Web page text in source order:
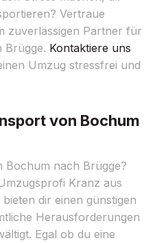
Vertraue
zuverlässigen Partner für
Brügge. Kontaktiere uns
Umzug stressfrei und
von Bochum
Bochum nach Brügge?
Kranz aus
dir einen günstigen
Herausforderungen
Egal ob du eine